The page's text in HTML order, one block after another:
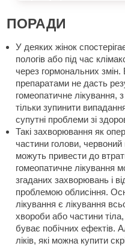
ПОРАДИ
У деяких жінок
пологів або під час
через гормональних змін.
препаратами не дасть
гомеопатичне лікування,
тільки зупинити
супутні проблеми зі
Такі захворювання як
частини голови,
можуть привести до
гомеопатичне лікування
згаданих захворювань і
проблемою облисіння.
лікування є лікування
хвороби або частини тіла,
буває побічних ефектів.
ліків, які можна купити